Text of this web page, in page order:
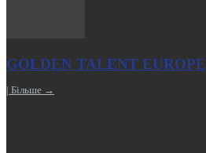
GOLDEN TALENT EUROPE
| Більше →